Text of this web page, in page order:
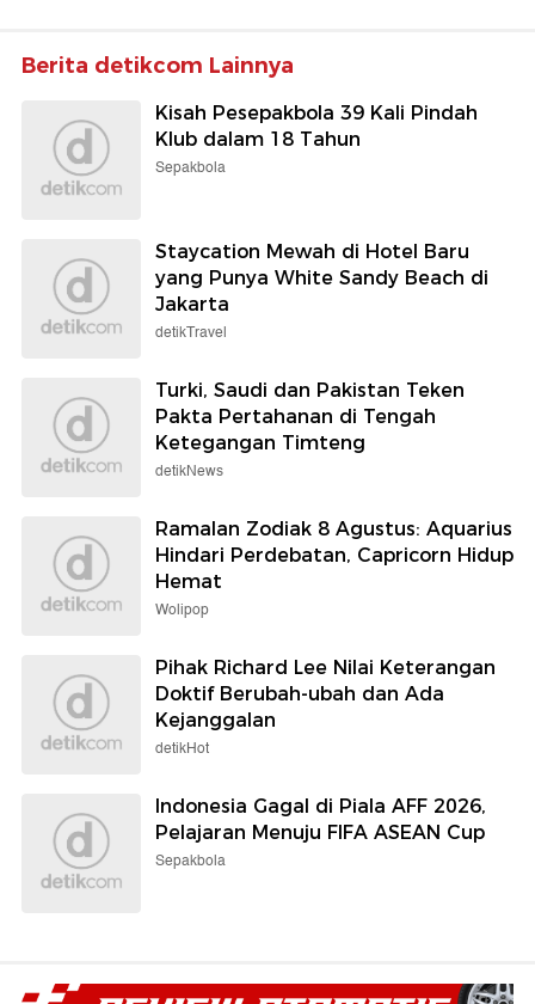
Berita detikcom Lainnya
Kisah Pesepakbola 39 Kali Pindah
Klub dalam 18 Tahun
Sepakbola
Staycation Mewah di Hotel Baru
yang Punya White Sandy Beach di
Jakarta
detikTravel
Turki, Saudi dan Pakistan Teken
Pakta Pertahanan di Tengah
Ketegangan Timteng
detikNews
Ramalan Zodiak 8 Agustus: Aquarius
Hindari Perdebatan, Capricorn Hidup
Hemat
Wolipop
Pihak Richard Lee Nilai Keterangan
Doktif Berubah-ubah dan Ada
Kejanggalan
detikHot
Indonesia Gagal di Piala AFF 2026,
Pelajaran Menuju FIFA ASEAN Cup
Sepakbola